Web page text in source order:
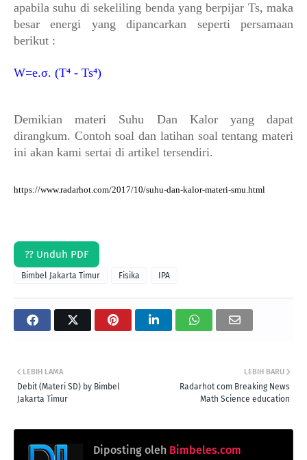
apabila suhu di sekeliling benda yang berpijar Ts, maka
besar energi yang dipancarkan seperti persamaan
berikut :
W=e.σ. (T⁴ - Ts⁴)
Demikian materi Suhu Dan Kalor yang dapat
dirangkum. Contoh soal dan latihan soal tentang materi
ini akan kami sertai di artikel tersendiri.
https://www.radarhot.com/2017/10/suhu-dan-kalor-materi-smu.html
?? Unduh PDF
Bimbel Jakarta Timur Fisika IPA
LEBIH BARU
Radarhot com Breaking News
Math Science education
LEBIH LAMA
Debit (Materi SD) by Bimbel
Jakarta Timur
Diposting oleh Bimbeles.com